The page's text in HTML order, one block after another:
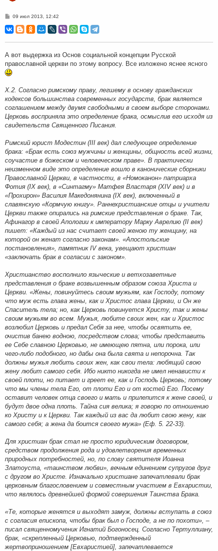
С
о
б
и
е
09 июл 2013, 12:42
А вот выдержка из Основ социальной концепции Русской
православной церкви по этому вопросу. Все изложено яснее ясного
Х.2. Согласно римскому праву, легшему в основу гражданских
кодексов большинства современных государств, брак является
соглашением между двумя свободными в своем выборе сторонами.
Церковь восприняла это определение брака, осмыслив его исходя из
свидетельств Священного Писания.
Римский юрист Модестин (III век) дал следующее определение
брака: «Брак есть союз мужчины и женщины, общность всей жизни,
соучастие в божеском и человеческом праве». В практически
неизменном виде это определение вошло в канонические сборники
Православной Церкви, в частности, в «Номоканон» патриарха
Фотия (IX век), в «Синтагму» Матфея Властаря (XIV век) и в
«Прохирон» Василия Македонянина (IX век), включенный в
славянскую «Кормчую книгу». Раннехристианские отцы и учители
Церкви также опирались на римские представления о браке. Так,
Афинагор в своей Апологии к императору Марку Аврелию (II век)
пишет: «Каждый из нас считает своей женою ту женщину, на
которой он женат согласно законам». «Апостольские
постановления», памятник IV века, увещают христиан
«заключать брак в согласии с законом».
Христианство восполнило языческие и ветхозаветные
представления о браке возвышенным образом союза Христа и
Церкви. «Жены, повинуйтесь своим мужьям, как Господу, потому
что муж есть глава жены, как и Христос глава Церкви, и Он же
Спаситель тела; но, как Церковь повинуется Христу, так и жены
своим мужьям во всем. Мужья, любите своих жен, как и Христос
возлюбил Церковь и предал Себя за нее, чтобы освятить ее,
очистив банею водною, посредством слова; чтобы представить
ее Себе славною Церковью, не имеющею пятна, или порока, или
чего-либо подобного, но дабы она была свята и непорочна. Так
должны мужья любить своих жен, как свои тела: любящий свою
жену любит самого себя. Ибо никто никогда не имел ненависти к
своей плоти, но питает и греет ее, как и Господь Церковь; потому
что мы члены тела Его, от плоти Его и от костей Его. Посему
оставит человек отца своего и мать и прилепится к жене своей, и
будут двое одна плоть. Тайна сия велика; я говорю по отношению
ко Христу и к Церкви. Так каждый из вас да любит свою жену, как
самого себя; а жена да боится своего мужа» (Еф. 5. 22-33).
Для христиан брак стал не просто юридическим договором,
средством продолжения рода и удовлетворения временных
природных потребностей, но, по слову святителя Иоанна
Златоуста, «таинством любви», вечным единением супругов друг
с другом во Христе. Изначально христиане запечатлевали брак
церковным благословением и совместным участием в Евхаристии,
что являлось древнейшей формой совершения Таинства Брака.
«Те, которые женятся и выходят замуж, должны вступать в союз
с согласия епископа, чтобы брак был о Господе, а не по похоти», –
писал священномученик Игнатий Богоносец. Согласно Тертуллиану,
брак, «скрепленный Церковью, подтвержденный
жертвоприношением [Евхаристией], запечатлевается